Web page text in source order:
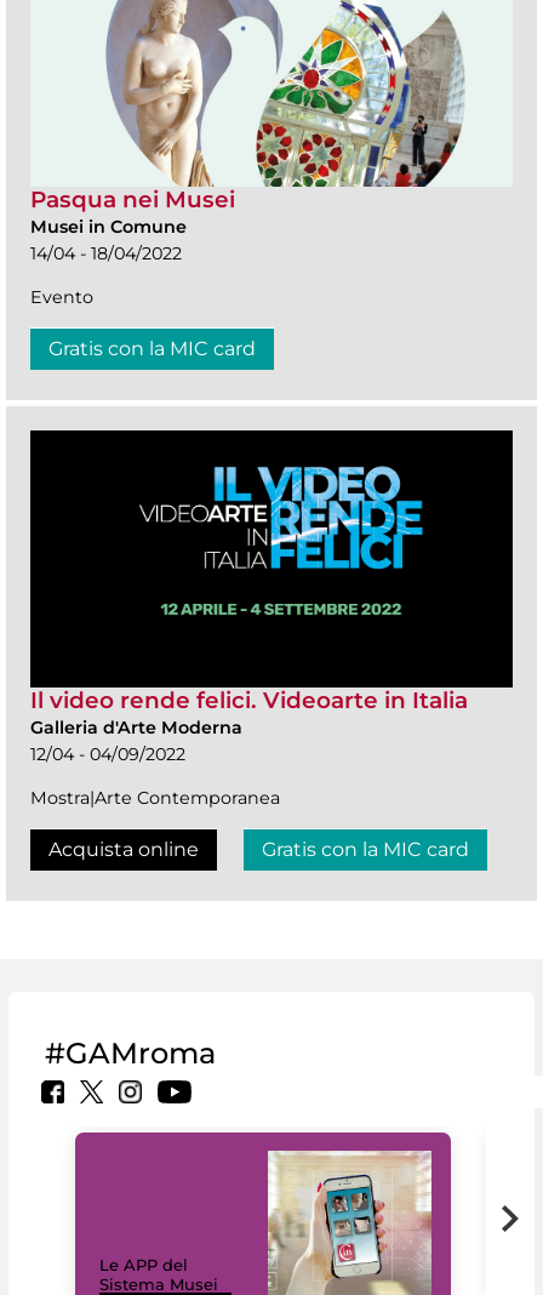
Pasqua nei Musei
Musei in Comune
14/04 - 18/04/2022
Evento
Gratis con la MIC card
Il video rende felici. Videoarte in Italia
Galleria d'Arte Moderna
12/04 - 04/09/2022
Mostra|Arte Contemporanea
Acquista online Gratis con la MIC card
#GAMroma
Le APP del
Sistema Musei